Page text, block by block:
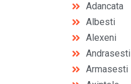
Adancata
Albesti
Alexeni
Andrasesti
Armasesti